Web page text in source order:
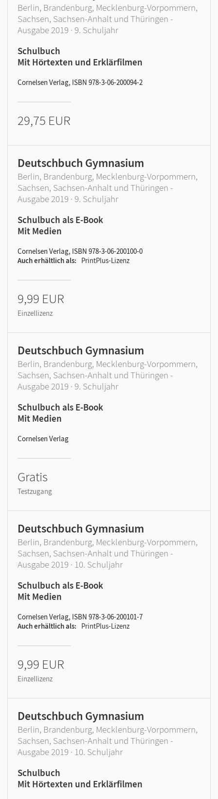
Berlin, Brandenburg, Mecklenburg-Vorpommern,
Sachsen, Sachsen-Anhalt und Thüringen -
Ausgabe 2019 · 9. Schuljahr
Schulbuch
Mit Hörtexten und Erklärfilmen
Cornelsen Verlag, ISBN 978-3-06-200094-2
29,75 EUR
Deutschbuch Gymnasium
Berlin, Brandenburg, Mecklenburg-Vorpommern,
Sachsen, Sachsen-Anhalt und Thüringen -
Ausgabe 2019 · 9. Schuljahr
Schulbuch als E-Book
Mit Medien
Cornelsen Verlag, ISBN 978-3-06-200100-0
Auch erhältlich als
PrintPlus-Lizenz
9,99 EUR
Einzellizenz
Deutschbuch Gymnasium
Berlin, Brandenburg, Mecklenburg-Vorpommern,
Sachsen, Sachsen-Anhalt und Thüringen -
Ausgabe 2019 · 9. Schuljahr
Schulbuch als E-Book
Mit Medien
Cornelsen Verlag
Gratis
Testzugang
Deutschbuch Gymnasium
Berlin, Brandenburg, Mecklenburg-Vorpommern,
Sachsen, Sachsen-Anhalt und Thüringen -
Ausgabe 2019 · 10. Schuljahr
Schulbuch als E-Book
Mit Medien
Cornelsen Verlag, ISBN 978-3-06-200101-7
Auch erhältlich als
PrintPlus-Lizenz
9,99 EUR
Einzellizenz
Deutschbuch Gymnasium
Berlin, Brandenburg, Mecklenburg-Vorpommern,
Sachsen, Sachsen-Anhalt und Thüringen -
Ausgabe 2019 · 10. Schuljahr
Schulbuch
Mit Hörtexten und Erklärfilmen